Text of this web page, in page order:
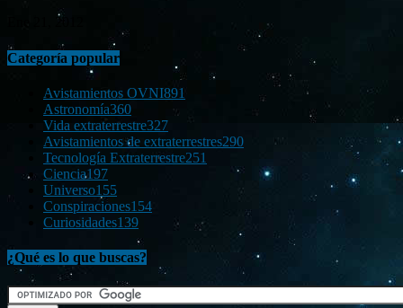
Ene 21, 2012
Categoría popular
Avistamientos OVNI891
Astronomía360
Vida extraterrestre327
Avistamientos de extraterrestres290
Tecnología Extraterrestre251
Ciencia197
Universo155
Conspiraciones154
Curiosidades139
¿Qué es lo que buscas?